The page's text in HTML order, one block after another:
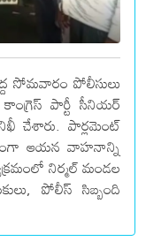
సోమవారం పోలీసులు
పార్టీ సీనియర్
చేశారు. పార్లమెంట్
ఆయన వాహనాన్ని
నిర్మల్ మండల
పోలీస్ సిబ్బంది